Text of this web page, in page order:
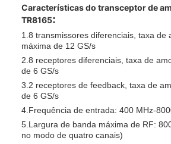
Características do transceptor de
TR8165:
1. 8 transmissores diferenciais, taxa de
máxima de 12 GS/s
2. 8 receptores diferenciais, taxa de
de 6 GS/s
3. 2 receptores de feedback, taxa de
de 6 GS/s
4. Frequência de entrada: 400 MHz-
5. Largura de banda máxima de RF:
no modo de quatro canais)